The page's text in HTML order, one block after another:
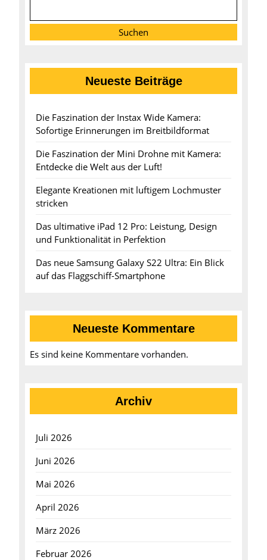
Suchen
Neueste Beiträge
Die Faszination der Instax Wide Kamera:
Sofortige Erinnerungen im Breitbildformat
Die Faszination der Mini Drohne mit Kamera:
Entdecke die Welt aus der Luft!
Elegante Kreationen mit luftigem Lochmuster
stricken
Das ultimative iPad 12 Pro: Leistung, Design
und Funktionalität in Perfektion
Das neue Samsung Galaxy S22 Ultra: Ein Blick
auf das Flaggschiff-Smartphone
Neueste Kommentare
Es sind keine Kommentare vorhanden.
Archiv
Juli 2026
Juni 2026
Mai 2026
April 2026
März 2026
Februar 2026